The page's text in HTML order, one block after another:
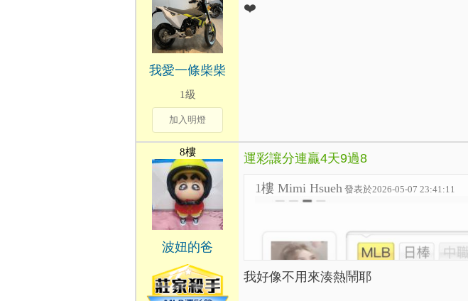
我愛一條柴柴
1級
加入明燈
❤️
8樓
波妞的爸
運彩讓分連贏4天9過8
1樓 Mimi Hsueh 發表於2026-05-07 23:41:11
我好像不用來湊熱鬧耶